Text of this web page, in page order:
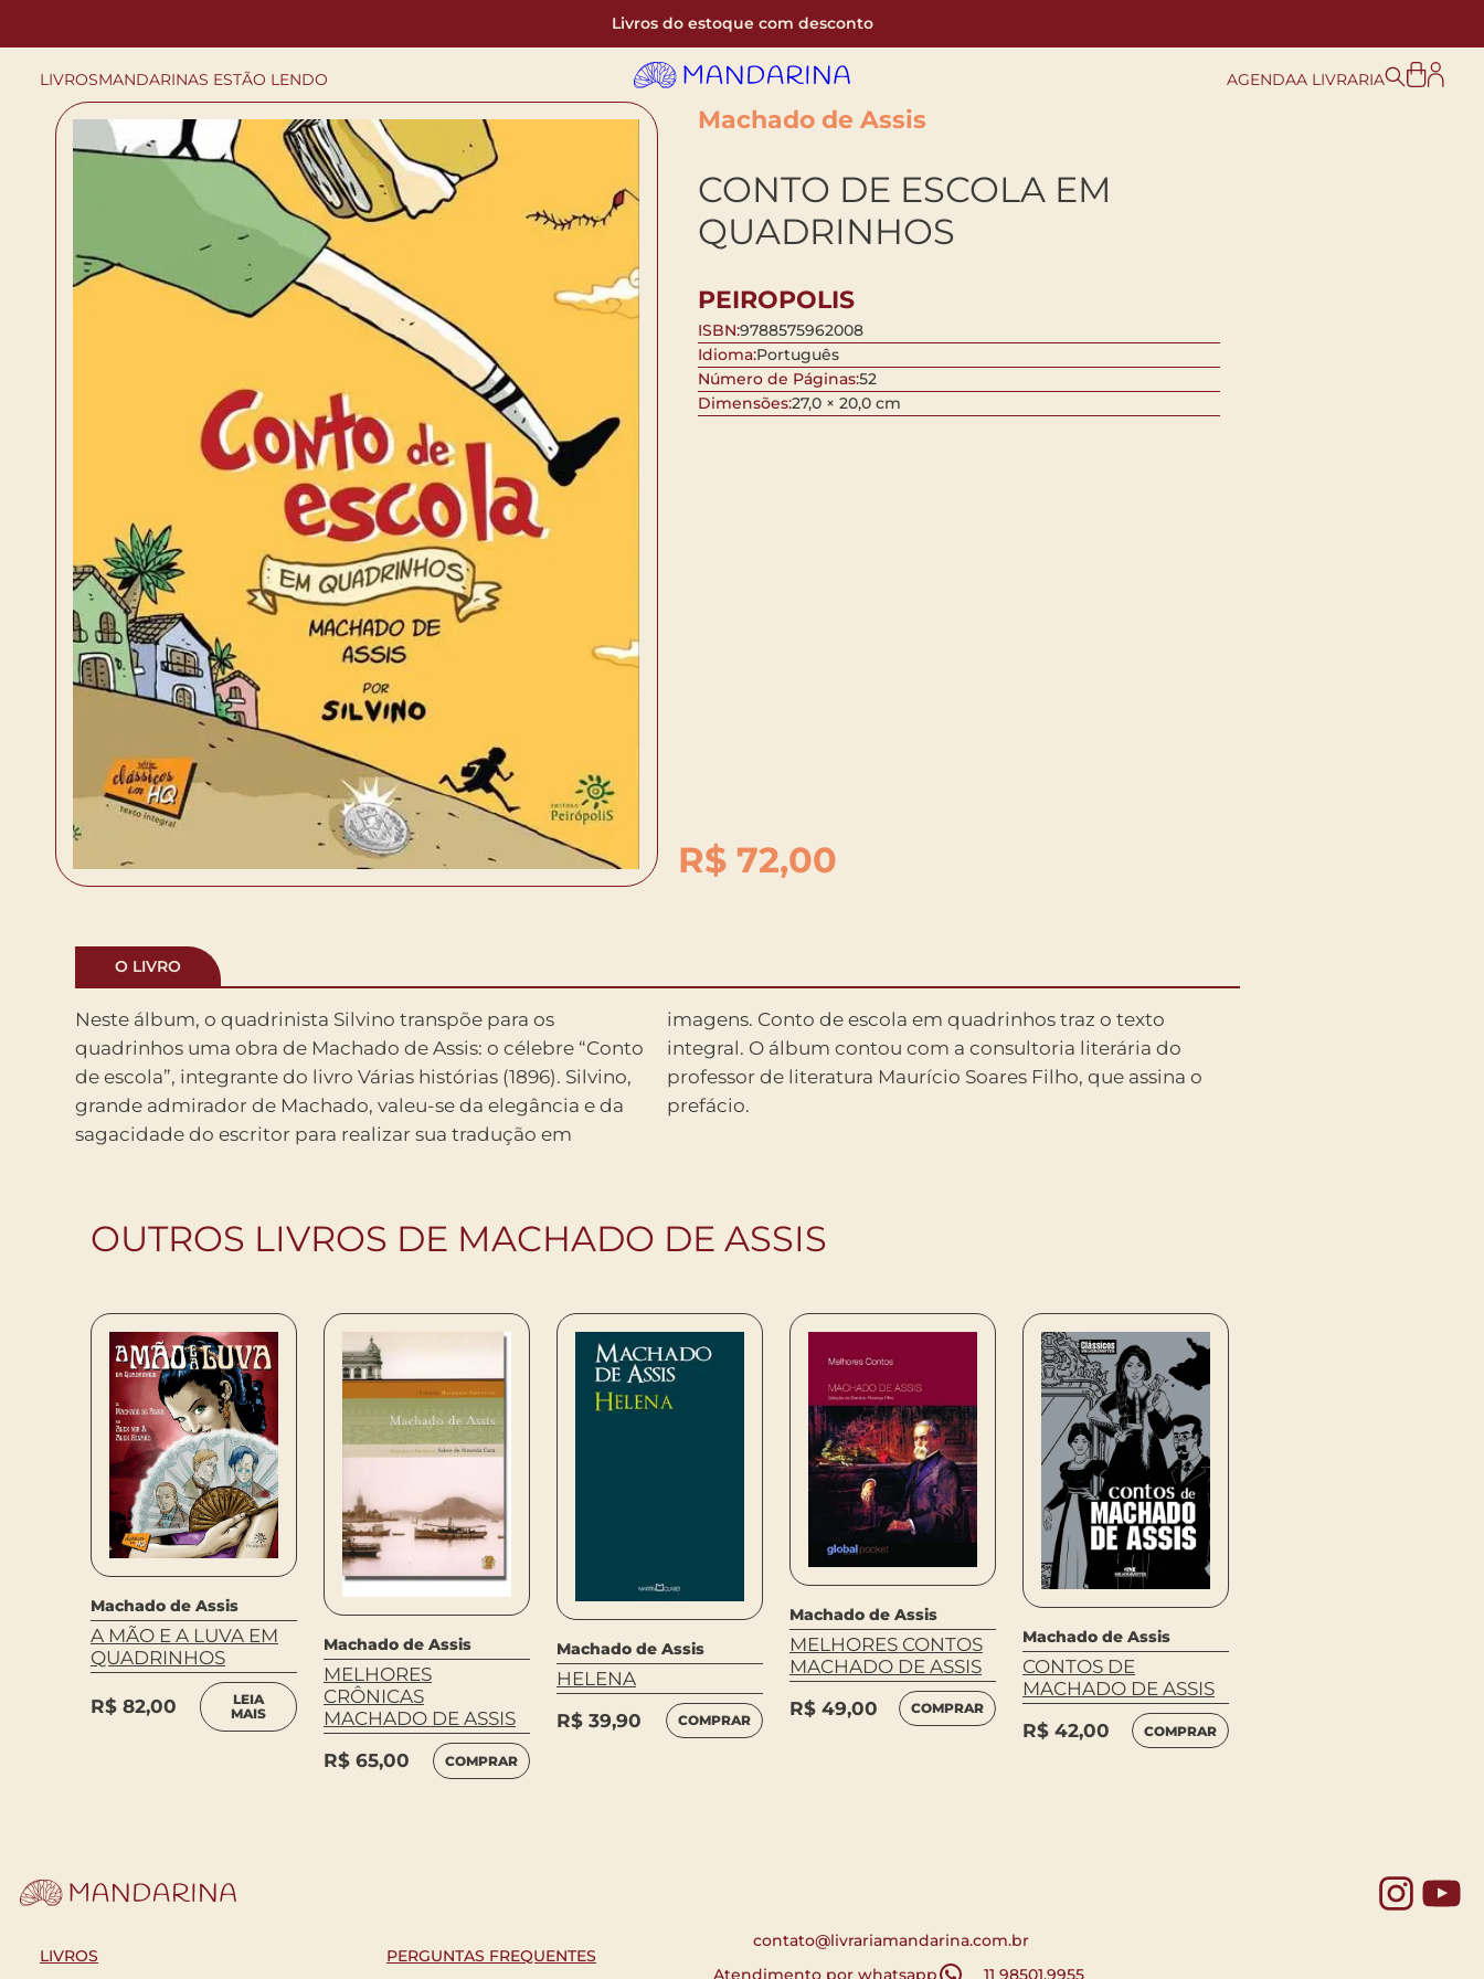
Livros do estoque com desconto
LIVROSMANDARINAS ESTÃO LENDO AGENDAA LIVRARIA
Machado de Assis
CONTO DE ESCOLA EM
QUADRINHOS
PEIROPOLIS
ISBN:9788575962008
Idioma:Português
Número de Páginas:52
Dimensões:27,0 × 20,0 cm
R$72,00
O LIVRO
Neste álbum, o quadrinista Silvino transpõe para os
quadrinhos uma obra de Machado de Assis: o célebre “Conto
de escola”, integrante do livro Várias histórias (1896). Silvino,
grande admirador de Machado, valeu-se da elegância e da
sagacidade do escritor para realizar sua tradução em
imagens. Conto de escola em quadrinhos traz o texto
integral. O álbum contou com a consultoria literária do
professor de literatura Maurício Soares Filho, que assina o
prefácio.
OUTROS LIVROS DE MACHADO DE ASSIS
Machado de Assis
A MÃO E A LUVA EM
QUADRINHOS
R$ 82,00
LEIA
MAIS
Machado de Assis
MELHORES
CRÔNICAS
MACHADO DE ASSIS
R$ 65,00 COMPRAR
Machado de Assis
HELENA
R$ 39,90 COMPRAR
Machado de Assis
MELHORES CONTOS
MACHADO DE ASSIS
R$ 49,00 COMPRAR
Machado de Assis
CONTOS DE
MACHADO DE ASSIS
R$ 42,00 COMPRAR
LIVROS PERGUNTAS FREQUENTES
contato@livrariamandarina.com.br
Atendimento por whatsapp
11 98501.9955